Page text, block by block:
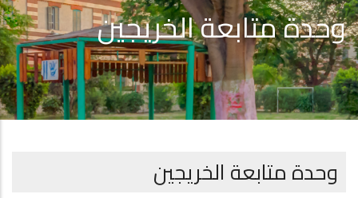
وحدة متابعة الخريجين
وحدة متابعة الخريجين